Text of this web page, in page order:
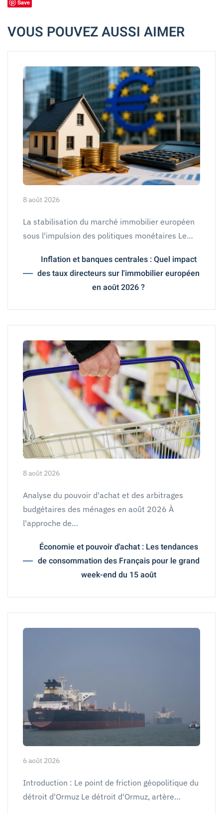
Save
VOUS POUVEZ AUSSI AIMER
8 août 2026
La stabilisation du marché immobilier européen
sous l'impulsion des politiques monétaires Le…
Inflation et banques centrales : Quel impact
des taux directeurs sur l'immobilier européen
en août 2026 ?
8 août 2026
Analyse du pouvoir d'achat et des arbitrages
budgétaires des ménages en août 2026 À
l'approche de…
Économie et pouvoir d'achat : Les tendances
de consommation des Français pour le grand
week-end du 15 août
6 août 2026
Introduction : Le point de friction géopolitique du
détroit d'Ormuz Le détroit d'Ormuz, artère…